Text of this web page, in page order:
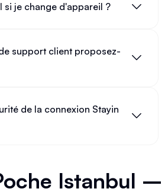
si je change d'appareil ?
support client proposez-
de la connexion Stayin
Istanbul –